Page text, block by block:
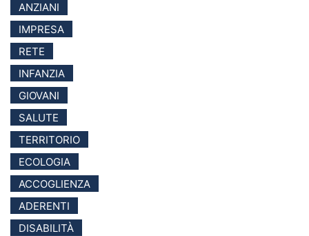
ANZIANI
IMPRESA
RETE
INFANZIA
GIOVANI
SALUTE
TERRITORIO
ECOLOGIA
ACCOGLIENZA
ADERENTI
DISABILITÀ